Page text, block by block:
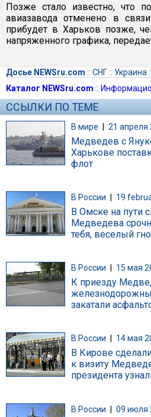
Позже стало известно, что
авиазавода отменено в
прибудет в Харьков позже,
напряженного графика,
Досье NEWSru.com :: СНГ:: Украина ::
Каталог NEWSru.com ::
ССЫЛКИ ПО ТЕМЕ
В мире | 21 апреля
Медведев с
Харькове
флот
В России 19
В Омске на пути
Медведева
тебя, веселый
В России 15 мая
К приезду
закатали
В России 14 мая
В Кирове
к визиту
президента
В России | 09 июля